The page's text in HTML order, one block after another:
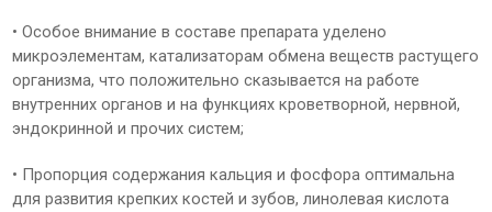
• Особое внимание в составе препарата уделено
микроэлементам, катализаторам обмена веществ растущего
организма, что положительно сказывается на работе
внутренних органов и на функциях кроветворной, нервной,
эндокринной и прочих систем;
• Пропорция содержания кальция и фосфора оптимальна
для развития крепких костей и зубов, линолевая кислота